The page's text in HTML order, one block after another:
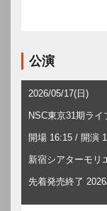
公演
2026/05/17(日)
NSC東京31期ライ
開場 16:15 / 開演
新宿シアターモリ
先着発売終了